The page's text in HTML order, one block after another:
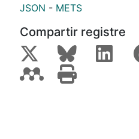
JSON - METS
Compartir registre